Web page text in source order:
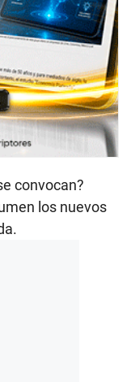
convocan?
los nuevos